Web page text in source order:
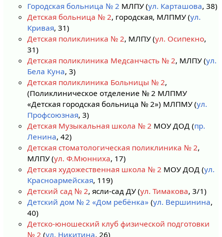
Городская больница № 2 МЛПУ (ул. Карташова, 38)
Детская больница № 2, городская, МЛПМУ (ул.
Кривая, 31)
Детская поликлиника № 2, МЛПУ (ул. Осипекно,
31)
Детская поликлиника Медсанчасть № 2, МЛПУ (ул.
Бела Куна, 3)
Детская поликлиника Больницы № 2,
(Поликлиническое отделение № 2 МЛПМУ
«Детская городская больница № 2») МЛПМУ (ул.
Профсоюзная, 3)
Детская Музыкальная школа № 2 МОУ ДОД (пр.
Ленина, 42)
Детская стоматологическая поликлиника № 2,
МЛПУ (ул. Ф.Мюнниха, 17)
Детская художественная школа № 2 МОУ ДОД (ул.
Красноармейская, 119)
Детский сад № 2, ясли-сад ДУ (ул. Тимакова, 3/1)
Детский дом № 2 «Дом ребёнка» (ул. Вершинина,
40)
Детско-юношеский клуб физической подготовки
№ 2 (ул. Никитина, 26)